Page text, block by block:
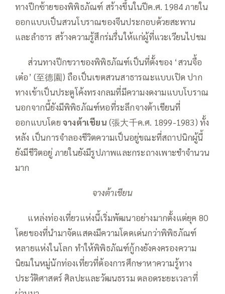
ทางปีกซ้ายของพิพิธภัณฑ์ สร้างขึ้นในปีค.ศ. 1984 ภายใน
ออกแบบเป็นสวนโบราณของจีนประกอบด้วยสะพาน
และลำธาร สร้างความรู้สึกร่มรื่นให้แก่ผู้ที่แวะเวียนไปชม
ส่วนทางปีกขวาของพิพิธภัณฑ์เป็นที่ตั้งของ ‘สวนจื้อ
เต๋อ’ (至德園) ถือเป็นเขตสวนสาธารณะแบบเปิด ปาก
ทางเข้าเป็นประตูโค้งทรงกลมที่มีความงดงามแบบโบราณ
นอกจากนี้ยังมีพิพิธภัณฑ์หอที่ระลึกจางต้าเชียนที่
ออกแบบโดย จางต้าเชียน (張大千ค.ศ. 1899-1983) ทั้ง
หลัง เป็นการจำลองชีวิตความเป็นอยู่ขณะที่สถาปนิกผู้นี้
ยังมีชีวิตอยู่ ภายในยังมีรูปภาพและกระถางเพาะชำจำนวน
มาก
จางต้าเชียน
แหล่งท่องเที่ยวแห่งนี้เริ่มพัฒนาอย่างมากตั้งแต่ยุค 80
โดยของที่นำมาจัดแสดงมีความโดดเด่นกว่าพิพิธภัณฑ์
หลายแห่งในโลก ทำให้พิพิธภัณฑ์กู้กงยังคงครองความ
นิยมในหมู่นักท่องเที่ยวที่ต้องการศึกษาหาความรู้ทาง
ประวัติศาสตร์ ศิลปะและวัฒนธรรม ตลอดระยะเวลาที่